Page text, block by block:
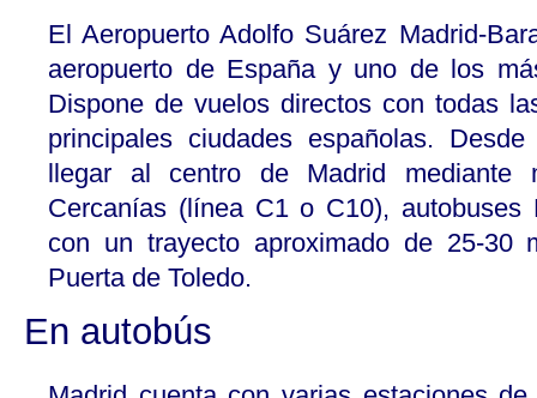
El Aeropuerto Adolfo Suárez Madrid-
aeropuerto de España y uno de los
Dispone de vuelos directos con todas
principales ciudades españolas.
llegar al centro de Madrid mediante
Cercanías (línea C1 o C10), autobuses
con un trayecto aproximado de 25-30
Puerta de Toledo.
En autobús